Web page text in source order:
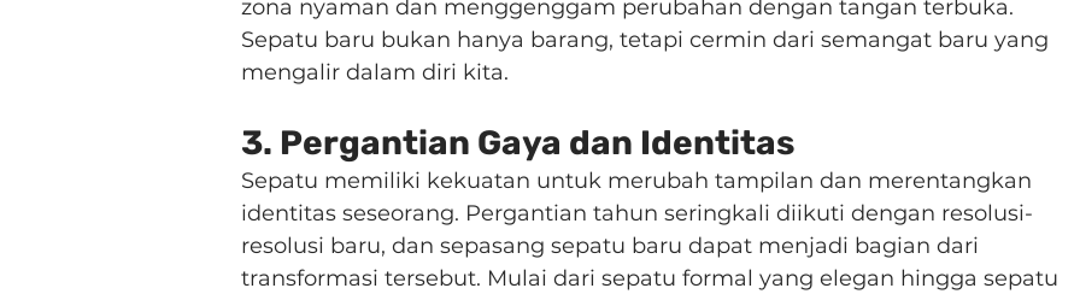
zona nyaman dan menggenggam perubahan dengan tangan terbuka.
Sepatu baru bukan hanya barang, tetapi cermin dari semangat baru yang
mengalir dalam diri kita.
3. Pergantian Gaya dan Identitas
Sepatu memiliki kekuatan untuk merubah tampilan dan merentangkan
identitas seseorang. Pergantian tahun seringkali diikuti dengan resolusi-
resolusi baru, dan sepasang sepatu baru dapat menjadi bagian dari
transformasi tersebut. Mulai dari sepatu formal yang elegan hingga sepatu